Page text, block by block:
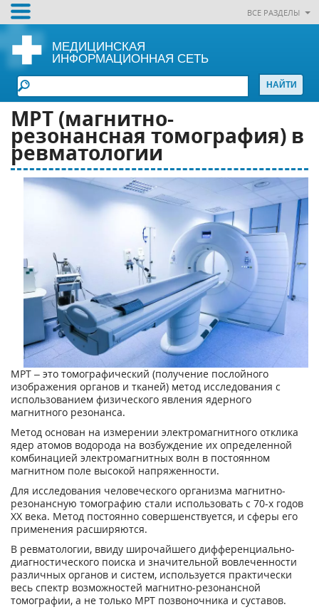
ВСЕ РАЗДЕЛЫ
МЕДИЦИНСКАЯ
ИНФОРМАЦИОННАЯ СЕТЬ
MPT (магнитно-
резонансная томография) в
ревматологии
МРТ – это томографический (получение послойного
изображения органов и тканей) метод исследования с
использованием физического явления ядерного
магнитного резонанса.
Метод основан на измерении электромагнитного отклика
ядер атомов водорода на возбуждение их определенной
комбинацией электромагнитных волн в постоянном
магнитном поле высокой напряженности.
Для исследования человеческого организма магнитно-
резонансную томографию стали использовать с 70-х годов
XX века. Метод постоянно совершенствуется, и сферы его
применения расширяются.
В ревматологии, ввиду широчайшего дифференциально-
диагностического поиска и значительной вовлеченности
различных органов и систем, используется практически
весь спектр возможностей магнитно-резонансной
томографии, а не только МРТ позвоночника и суставов.